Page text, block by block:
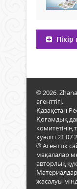
© 2026.
агенттігі.
Қазақстан
Қоғамдық
комитетінің
куәлігі
® Агенттік
мақалалар
авторлық
жасалуы